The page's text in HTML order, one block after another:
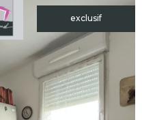
exclusif